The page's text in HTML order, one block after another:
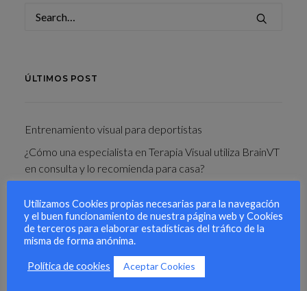
ÚLTIMOS POST
Entrenamiento visual para deportistas
¿Cómo una especialista en Terapia Visual utiliza BrainVT
en consulta y lo recomienda para casa?
TEMAS
Utilizamos Cookies propias necesarias para la navegación
y el buen funcionamiento de nuestra página web y Cookies
de terceros para elaborar estadísticas del tráfico de la
misma de forma anónima.
Política de cookies Aceptar Cookies